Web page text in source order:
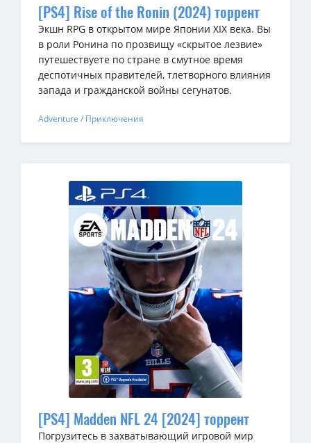
[PS4] Rise of the Ronin (2024) торрент
Экшн RPG в открытом мире Японии XIX века. Вы
в роли Ронина по прозвищу «скрытое лезвие»
путешествуете по стране в смутное время
деспотичных правителей, тлетворного влияния
запада и гражданской войны сегунатов.
Adventure / Приключения
[PS4] Madden NFL 24 [2024] торрент
Погрузитесь в захватывающий игровой мир